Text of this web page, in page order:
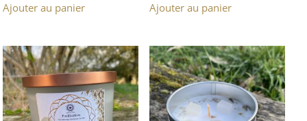
Ajouter au panier Ajouter au panier